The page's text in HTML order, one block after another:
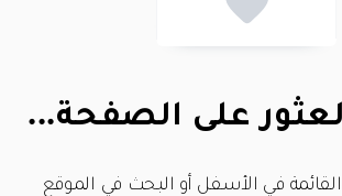
على الصفحة...
في الأسفل أو البحث في الموقع